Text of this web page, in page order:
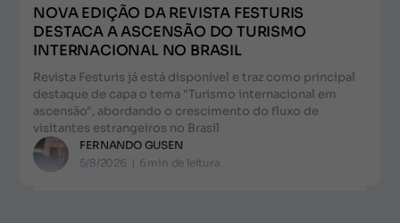
NOVA EDIÇÃO DA REVISTA FESTURIS
DESTACA A ASCENSÃO DO TURISMO
INTERNACIONAL NO BRASIL
Revista Festuris já está disponível e traz como principal
destaque de capa o tema "Turismo internacional em
ascensão", abordando o crescimento do fluxo de
visitantes estrangeiros no Brasil
FERNANDO GUSEN
5/8/2026 | 6 min de leitura